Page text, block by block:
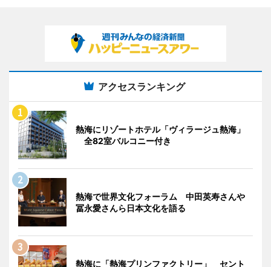
アクセスランキング
熱海にリゾートホテル「ヴィラージュ熱海」
全82室バルコニー付き
熱海で世界文化フォーラム 中田英寿さんや
冨永愛さんら日本文化を語る
熱海に「熱海プリンファクトリー」 セント